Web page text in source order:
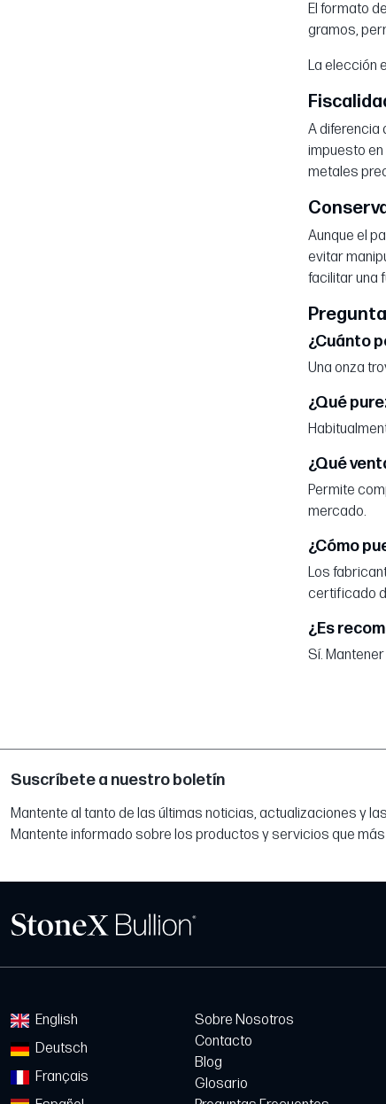
El formato
gramos,
La elección
A diferencia
impuesto
metales
Aunque el
evitar
facilitar una
¿Cuánto
Una onza
¿Qué
¿Qué
Permite
mercado.
¿Cómo
Los
certificado
¿Es
Sí.
Suscríbete a nuestro boletín
Mantente al tanto de las últimas noticias, actualizaciones y
Mantente informado sobre los productos y servicios que
English
Deutsch
Français
Sobre Nosotros
Contacto
Blog
Glosario